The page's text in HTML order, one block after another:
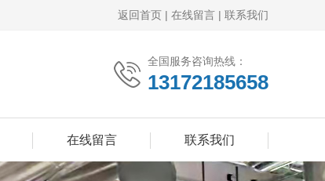
返回首页 | 在线留言 | 联系我们
全国服务咨询热线：
13172185658
在线留言 联系我们